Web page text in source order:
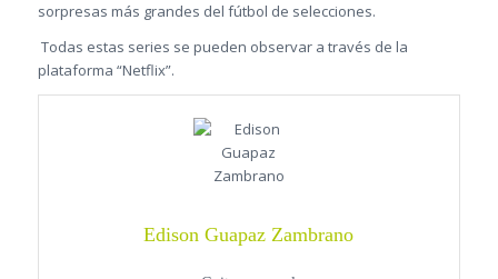
sorpresas más grandes del fútbol de selecciones.
Todas estas series se pueden observar a través de la
plataforma “Netflix”.
Edison Guapaz Zambrano